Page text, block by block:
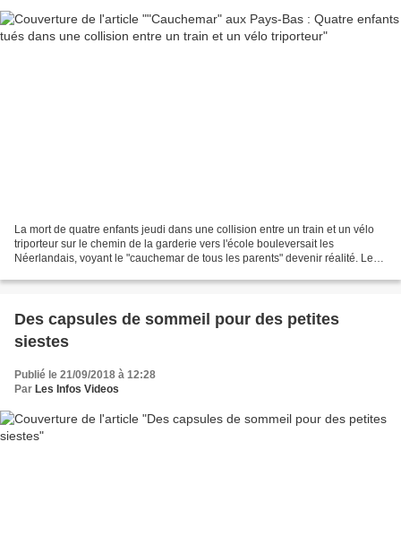
La mort de quatre enfants jeudi dans une collision entre un train et un vélo
triporteur sur le chemin de la garderie vers l'école bouleversait les
Néerlandais, voyant le "cauchemar de tous les parents" devenir réalité. Le
Des capsules de sommeil pour des petites
siestes
Publié le 21/09/2018 à 12:28
Par Les Infos Videos